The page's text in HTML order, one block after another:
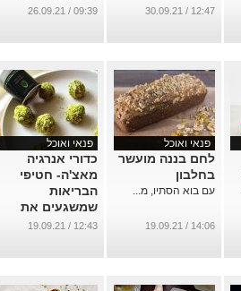
12:47 / 30.09.21
טונה
...
09:39 / 26.09.21
פנאי ואוכל
לחם בננה מועשר
בחלבון
עם בוא הסתיו, מ...
14:06 / 19.09.21
פנאי ואוכל
כדורי אנרגיה
מאצ'ה- חטיפי
הבריאות
שמשגעים את
המדינה
12:43 / 19.09.21